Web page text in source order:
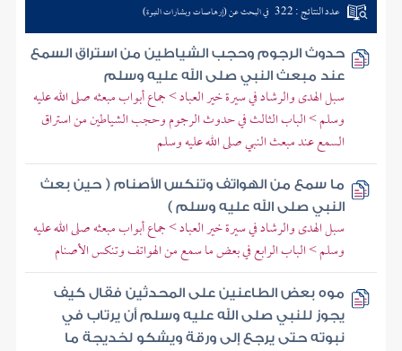
عدد النتائج : 322 في البحث عن (إرهاصات وبشارات النبوة)
حدوث الرجوم وحجب الشياطين من استراق السمع
عند مبعث النبي صلى الله عليه وسلم
سبل الهدى والرشاد في سيرة خير العباد > جماع أبواب مبعثه صلى الله عليه
وسلم > الباب الثالث في حدوث الرجوم وحجب الشياطين من استراق
السمع عند مبعث النبي صلى الله عليه وسلم
ما سمع من الهواتف وتنكس الأصنام ( حين بعث
النبي صلى الله عليه وسلم )
سبل الهدى والرشاد في سيرة خير العباد > جماع أبواب مبعثه صلى الله عليه
وسلم > الباب الرابع في بعض ما سمع من الهواتف وتنكس الأصنام
موه بعض الطاعنين على المحدثين فقال كيف
يجوز للنبي صلى الله عليه وسلم أن يرتاب في
نبوته حتى يرجع إلى ورقة ويشكو لخديجة ما